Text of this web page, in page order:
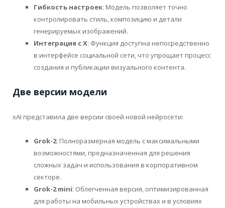
Гибкость настроек: Модель позволяет точно
контролировать стиль, композицию и детали
генерируемых изображений.
Интеграция с X: Функция доступна непосредственно
в интерфейсе социальной сети, что упрощает процесс
создания и публикации визуального контента.
Две версии модели
xAI представила две версии своей новой нейросети:
Grok-2: Полноразмерная модель с максимальными
возможностями, предназначенная для решения
сложных задач и использования в корпоративном
секторе.
Grok-2 mini: Облегченная версия, оптимизированная
для работы на мобильных устройствах и в условиях